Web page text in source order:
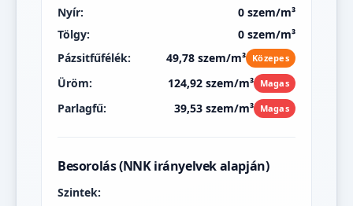
Nyír:
0 szem/m³
Tölgy:
0 szem/m³
Pázsitfűfélék:
49,78 szem/m³ Közepes
Üröm: 124,92 szem/m³ Magas
Parlagfű: 39,53 szem/m³ Magas
Besorolás (NNK irányelvek alapján)
Szintek: